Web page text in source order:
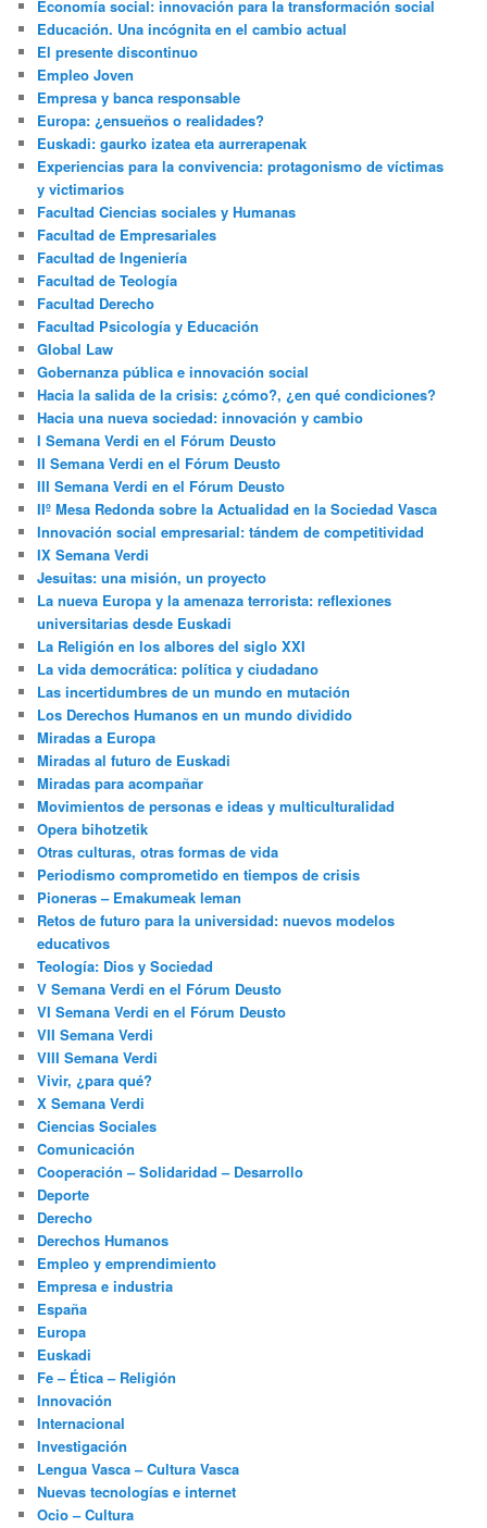
Economía social: innovación para la transformación social
Educación. Una incógnita en el cambio actual
El presente discontinuo
Empleo Joven
Empresa y banca responsable
Europa: ¿ensueños o realidades?
Euskadi: gaurko izatea eta aurrerapenak
Experiencias para la convivencia: protagonismo de víctimas
y victimarios
Facultad Ciencias sociales y Humanas
Facultad de Empresariales
Facultad de Ingeniería
Facultad de Teología
Facultad Derecho
Facultad Psicología y Educación
Global Law
Gobernanza pública e innovación social
Hacia la salida de la crisis: ¿cómo?, ¿en qué condiciones?
Hacia una nueva sociedad: innovación y cambio
I Semana Verdi en el Fórum Deusto
II Semana Verdi en el Fórum Deusto
III Semana Verdi en el Fórum Deusto
IIº Mesa Redonda sobre la Actualidad en la Sociedad Vasca
Innovación social empresarial: tándem de competitividad
IX Semana Verdi
Jesuitas: una misión, un proyecto
La nueva Europa y la amenaza terrorista: reflexiones
universitarias desde Euskadi
La Religión en los albores del siglo XXI
La vida democrática: política y ciudadano
Las incertidumbres de un mundo en mutación
Los Derechos Humanos en un mundo dividido
Miradas a Europa
Miradas al futuro de Euskadi
Miradas para acompañar
Movimientos de personas e ideas y multiculturalidad
Opera bihotzetik
Otras culturas, otras formas de vida
Periodismo comprometido en tiempos de crisis
Pioneras – Emakumeak leman
Retos de futuro para la universidad: nuevos modelos
educativos
Teología: Dios y Sociedad
V Semana Verdi en el Fórum Deusto
VI Semana Verdi en el Fórum Deusto
VII Semana Verdi
VIII Semana Verdi
Vivir, ¿para qué?
X Semana Verdi
Ciencias Sociales
Comunicación
Cooperación – Solidaridad – Desarrollo
Deporte
Derecho
Derechos Humanos
Empleo y emprendimiento
Empresa e industria
España
Europa
Euskadi
Fe – Ética – Religión
Innovación
Internacional
Investigación
Lengua Vasca – Cultura Vasca
Nuevas tecnologías e internet
Ocio – Cultura